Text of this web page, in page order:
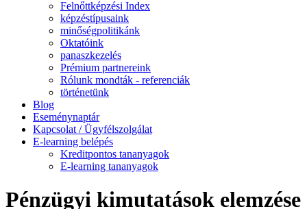
Felnőttképzési Index
képzéstípusaink
minőségpolitikánk
Oktatóink
panaszkezelés
Prémium partnereink
Rólunk mondták - referenciák
történetünk
Blog
Eseménynaptár
Kapcsolat / Ügyfélszolgálat
E-learning belépés
Kreditpontos tananyagok
E-learning tananyagok
Pénzügyi kimutatások elemzése